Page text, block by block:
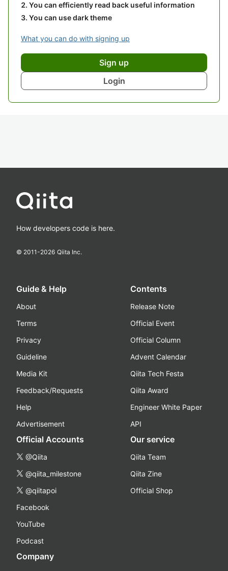
You can efficiently read back useful information
You can use dark theme
What you can do with signing up
Sign up
Login
How developers code is here.
© 2011-2026 Qiita Inc.
Guide & Help
About
Terms
Privacy
Guideline
Media Kit
Feedback/Requests
Help
Advertisement
Contents
Release Note
Official Event
Official Column
Advent Calendar
Qiita Tech Festa
Qiita Award
Engineer White Paper
API
Official Accounts
@Qiita
@qiita_milestone
@qiitapoi
Facebook
YouTube
Podcast
Our service
Qiita Team
Qiita Zine
Official Shop
Company